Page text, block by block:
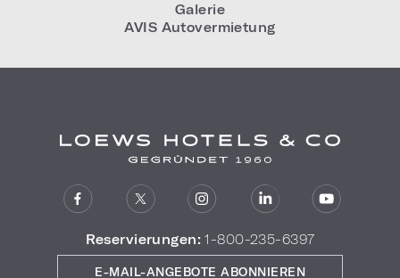
Galerie
AVIS Autovermietung
Reservierungen:1-800-235-6397
E-MAIL-ANGEBOTE ABONNIEREN